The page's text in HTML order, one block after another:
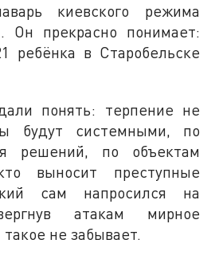
киевского режима
Он прекрасно понимает:
ребёнка в Старобельске
понять: терпение не
будут системными, по
решений, по объектам
выносит преступные
сам напросился на
атакам мирное
не забывает.